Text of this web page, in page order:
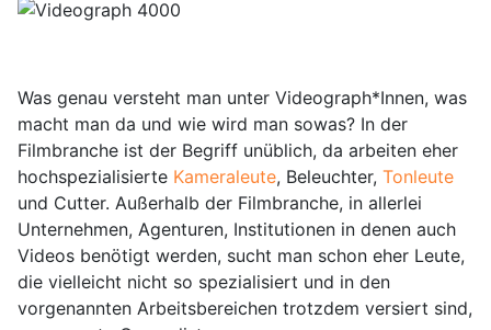
Was genau versteht man unter Videograph*Innen, was
macht man da und wie wird man sowas? In der
Filmbranche ist der Begriff unüblich, da arbeiten eher
hochspezialisierte Kameraleute, Beleuchter, Tonleute
und Cutter. Außerhalb der Filmbranche, in allerlei
Unternehmen, Agenturen, Institutionen in denen auch
Videos benötigt werden, sucht man schon eher Leute,
die vielleicht nicht so spezialisiert und in den
vorgenannten Arbeitsbereichen trotzdem versiert sind,